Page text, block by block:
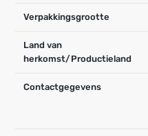
Verpakkingsgrootte
Land van
herkomst/Productieland
Contactgegevens